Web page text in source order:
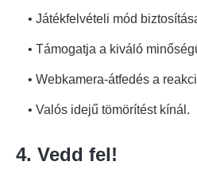
• Játékfelvételi mód
• Támogatja a kiváló
• Webkamera-átfedés a
• Valós idejű tömörítést kínál.
4. Vedd fel!